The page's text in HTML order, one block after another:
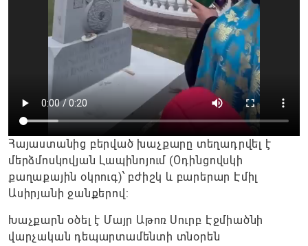
Հայաստանից բերված խաչքարը տեղադրվել է
մերձմոսկովյան Լապինոյում (Օդինցովսկի
քաղաքային օկրուգ)՝ բժիշկ և բարերար Էմիլ
Ասիրյանի ջանքերով:
Խաչքարն օծել է Մայր Աթոռ Սուրբ Էջմիածնի
վարչական դեպարտամենտի տնօրեն